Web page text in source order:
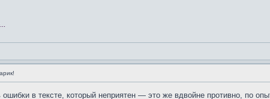
в тексте, который неприятен — это же вдвойне противно, по